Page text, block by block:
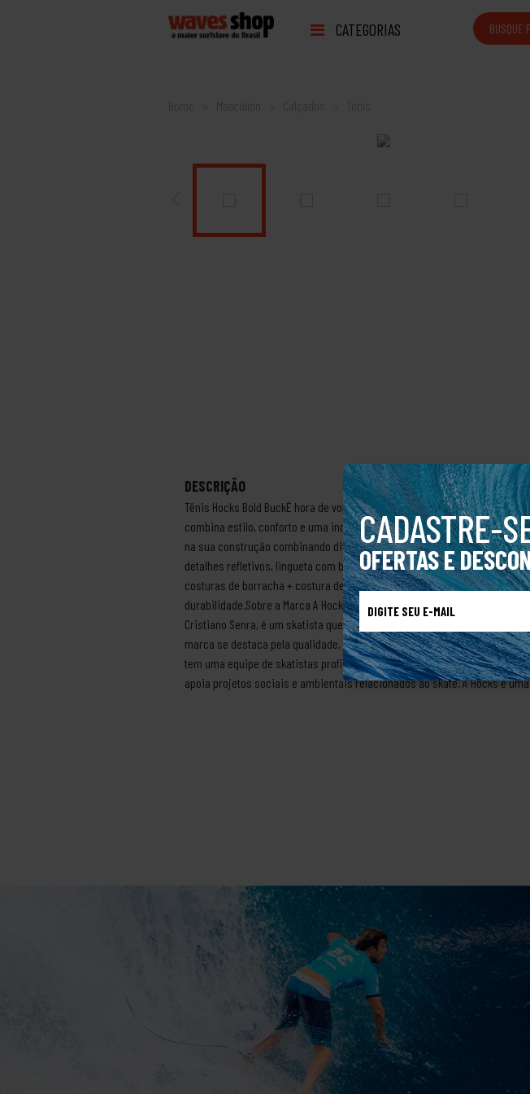
CADASTRE-
OFERTAS E
CATEGORIAS
Home
DESCRIÇÃO
Tênis Hocks Bold BuckÉ hora de voltar ao passado e viver a essência do
combina estilo, conforto e uma incrível inspiração nas clássicas
na sua construção combinando diversos materiais e acabamentos para
detalhes refletivos, lingueta com bolso mocado, calcanhar conformado e
costuras de borracha + costura de blaque, palmilha FlexForm em P.U
durabilidade.Sobre a Marca A Hocks é uma marca de skate brasileira que
Cristiano Senra, é um skatista que começou a desenvolver os produtos
marca se destaca pela qualidade, tecnologia e design dos seus tênis,
tem uma equipe de skatistas profissionais e amadores que representam
apoia projetos sociais e ambientais relacionados ao skate. A Hocks é